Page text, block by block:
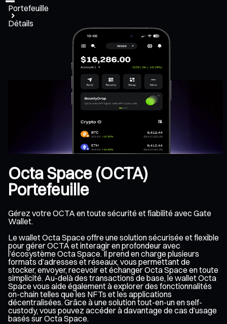
Portefeuille
Détails
Octa Space (OCTA)
Portefeuille
Gérez votre OCTA en toute sécurité et fiabilité avec Gate
Wallet.
Le wallet Octa Space offre une solution sécurisée et flexible
pour gérer OCTA et interagir en profondeur avec
l’écosystème Octa Space. Il prend en charge plusieurs
formats d’adresses et réseaux, vous permettant de
stocker, envoyer, recevoir et échanger Octa Space en toute
simplicité. Au-delà des transactions de base, le wallet Octa
Space vous aide également à explorer des fonctionnalités
on-chain telles que les NFTs et les applications
décentralisées. Grâce à une solution tout-en-un en self-
custody, vous pouvez accéder à davantage de cas d’usage
basés sur Octa Space.